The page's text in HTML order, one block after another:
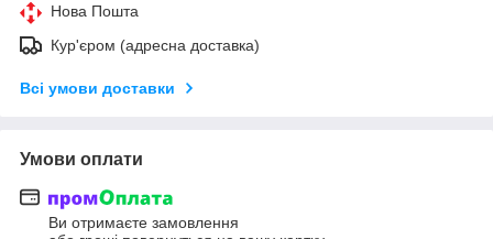
Нова Пошта
Кур'єром (адресна доставка)
Всі умови доставки
Умови оплати
Ви отримаєте замовлення